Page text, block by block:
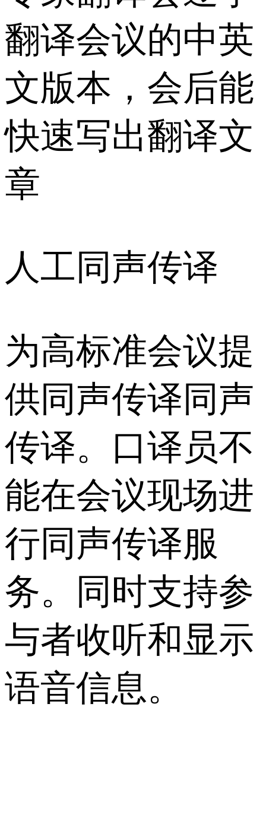
翻译会议的中英
文版本，会后能
快速写出翻译文
章
人工同声传译
为高标准会议提
供同声传译同声
传译。口译员不
能在会议现场进
行同声传译服
务。同时支持参
与者收听和显示
语音信息。